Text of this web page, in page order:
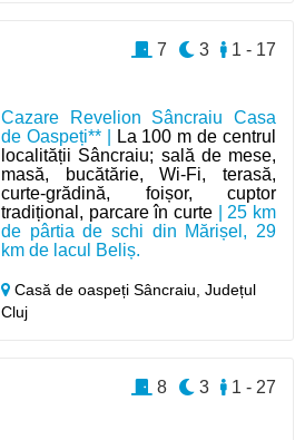
Cazare Revelion Sâncraiu Casa
de Oaspeți** |
La 100 m de centrul
localității Sâncraiu; sală de mese,
masă, bucătărie, Wi-Fi, terasă,
curte-grădină, foișor, cuptor
tradițional, parcare în curte | 25 km
de pârtia de schi din Mărișel, 29
km de lacul Beliș.
Casă de oaspeți Sâncraiu,Județul
Cluj
1 - 17
3
7
1 - 27
3
8